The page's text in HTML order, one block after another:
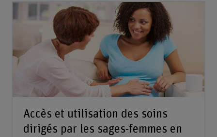
Accès et utilisation des soins
dirigés par les sages-femmes en